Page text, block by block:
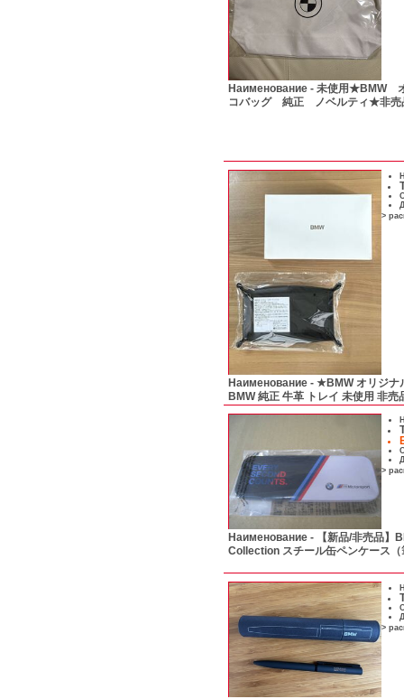
Наименование - 未使用★BMW
コバッグ 純正 ノベルティ★非売
>
Наименование - ★BMW オリジナ
BMW 純正 牛革 トレイ 未使用 非売
>
Наименование -
【新品/非売品】
Collection スチール缶ペンケース（
>